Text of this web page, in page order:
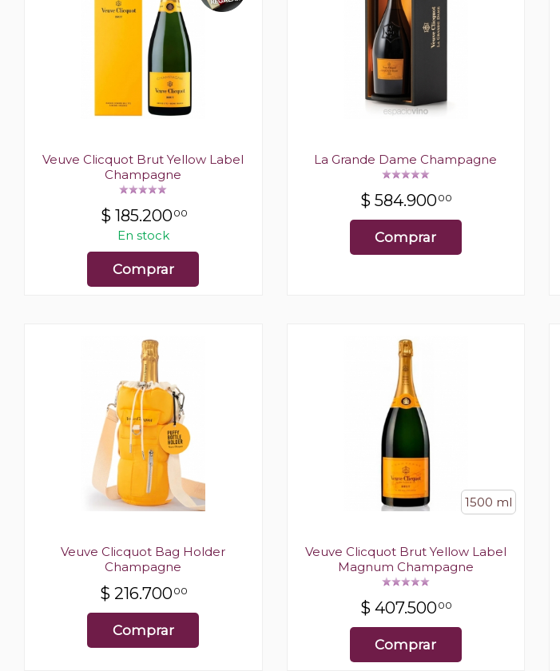
Veuve Clicquot Brut Yellow Label
Champagne
$ 185.20000
En stock
Comprar
La Grande Dame Champagne
$584.90000
Comprar
Veuve Clicquot Bag Holder
Champagne
$ 216.70000
Comprar
1500 ml
Veuve Clicquot Brut Yellow Label
Magnum Champagne
$407.50000
Comprar